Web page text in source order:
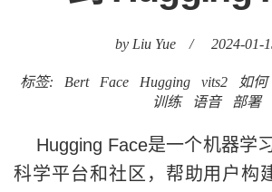
by Liu Yue / 2024-01-
标签: Bert Face Hugging vits2 如何
训练
语音 部署
Hugging Face是一个机器学
科学平台和社区，帮助用户构